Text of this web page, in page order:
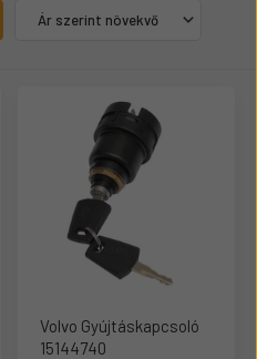
Volvo Gyújtáskapcsoló
15144740